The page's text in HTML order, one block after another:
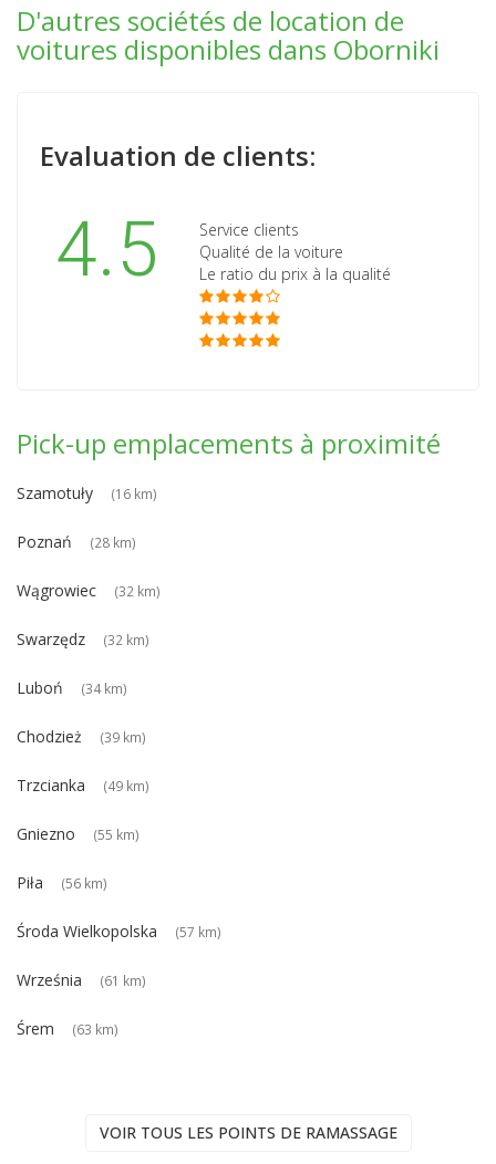
D'autres sociétés de location de
voitures disponibles dans Oborniki
Evaluation de clients:
4.5
Service clients
Qualité de la voiture
Le ratio du prix à la qualité
Pick-up emplacements à proximité
Szamotuły (16 km)
Poznań (28 km)
Wągrowiec (32 km)
Swarzędz (32 km)
Luboń (34 km)
Chodzież (39 km)
Trzcianka (49 km)
Gniezno (55 km)
Piła (56 km)
Środa Wielkopolska (57 km)
Września (61 km)
Śrem (63 km)
VOIR TOUS LES POINTS DE RAMASSAGE